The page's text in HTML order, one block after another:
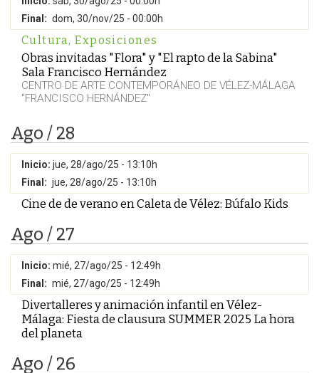
Final: dom, 30/nov/25 - 00:00h
Cultura, Exposiciones
Obras invitadas "Flora" y "El rapto de la Sabina"
Sala Francisco Hernández
CENTRO DE ARTE CONTEMPORÁNEO DE VÉLEZ-MÁLAGA
"FRANCISCO HERNÁNDEZ"
Ago / 28
Inicio: jue, 28/ago/25 - 13:10h
Final: jue, 28/ago/25 - 13:10h
Cine de de verano en Caleta de Vélez: Búfalo Kids
Ago / 27
Inicio: mié, 27/ago/25 - 12:49h
Final: mié, 27/ago/25 - 12:49h
Divertalleres y animación infantil en Vélez-
Málaga: Fiesta de clausura SUMMER 2025 La hora
del planeta
Ago / 26